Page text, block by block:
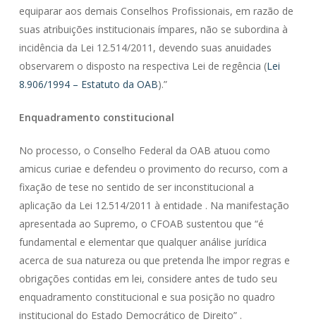
equiparar aos demais Conselhos Profissionais, em razão de
suas atribuições institucionais ímpares, não se subordina à
incidência da Lei 12.514/2011, devendo suas anuidades
observarem o disposto na respectiva Lei de regência (Lei
8.906/1994 – Estatuto da OAB).”
Enquadramento constitucional
No processo, o Conselho Federal da OAB atuou como
amicus curiae e defendeu o provimento do recurso, com a
fixação de tese no sentido de ser inconstitucional a
aplicação da Lei 12.514/2011 à entidade . Na manifestação
apresentada ao Supremo, o CFOAB sustentou que “é
fundamental e elementar que qualquer análise jurídica
acerca de sua natureza ou que pretenda lhe impor regras e
obrigações contidas em lei, considere antes de tudo seu
enquadramento constitucional e sua posição no quadro
institucional do Estado Democrático de Direito” .